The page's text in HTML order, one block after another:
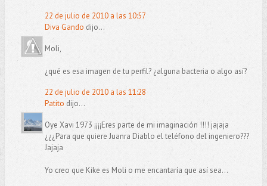
22 de julio de 2010 a las 10:57
Diva Gando dijo...
Moli,
¿qué es esa imagen de tu perfil? ¿alguna bacteria o algo así?
22 de julio de 2010 a las 11:28
Patito dijo...
Oye Xavi 1973 ¡¡¡¡Eres parte de mi imaginación !!!! jajaja
¿¿¿Para que quiere Juanra Diablo el teléfono del ingeniero???
Jajaja
Yo creo que Kike es Moli o me encantaría que así sea...